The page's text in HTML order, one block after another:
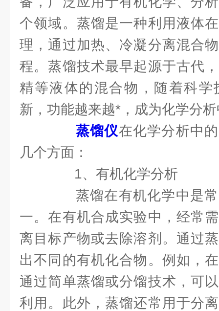
个领域。蒸馏是一种利用液体
理，通过加热、冷凝分离混合
程。蒸馏技术最早起源于古代
精等液体的混合物，随着科学
新，功能越来越*，成为化学分
蒸馏仪在化学分析中
几个方面：
1、有机化学分析
蒸馏在有机化学中是常
一。在有机合成实验中，经常
离目标产物或去除溶剂。通过
出不同的有机化合物。例如，
通过简单蒸馏或分馏技术，可
利用。此外，蒸馏还常用于分